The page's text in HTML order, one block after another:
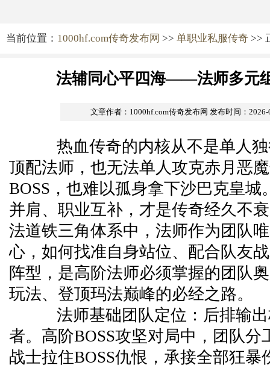
当前位置： 1000hf.com传奇发布网 >> 单职业私服传奇 >>
法辅同心平四海——法师多元
文章作者：1000hf.com传奇发布网 发布时间：
热血传奇的内核从不是单人独
顶配法师，也无法单人攻克赤月恶
BOSS，也难以孤身拿下沙巴克皇城
并肩、职业互补，才是传奇经久不
法道铁三角体系中，法师作为团队
心，如何找准自身站位、配合队友
阵型，是高阶法师必须掌握的团队
玩法、登顶玛法巅峰的必经之路。
法师基础团队定位：后排输出
者。高阶BOSS攻坚对局中，团队分
战士拉住BOSS仇恨，承接全部狂暴